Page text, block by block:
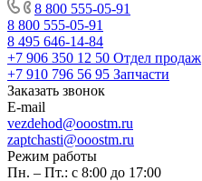
8 800 555-05-91
8 800 555-05-91
8 495 646-14-84
+7 906 350 12 50 Отдел продаж
+7 910 796 56 95 Запчасти
Заказать звонок
E-mail
vezdehod@ooostm.ru
zaptchasti@ooostm.ru
Режим работы
Пн. – Пт.: с 8:00 до 17:00